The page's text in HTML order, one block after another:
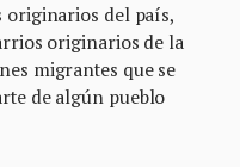
originarios del país,
originarios de la
migrantes que se
de algún pueblo